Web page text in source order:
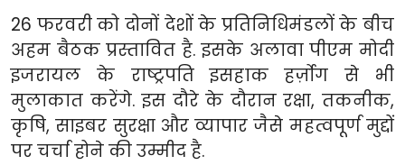
26 फरवरी को दोनों देशों के प्रतिनिधिमंडलों के बीच
अहम बैठक प्रस्तावित है. इसके अलावा पीएम मोदी
इजरायल के राष्ट्रपति इसहाक हर्ज़ोग से भी
मुलाकात करेंगे. इस दौरे के दौरान रक्षा, तकनीक,
कृषि, साइबर सुरक्षा और व्यापार जैसे महत्वपूर्ण मुद्दों
पर चर्चा होने की उम्मीद है.